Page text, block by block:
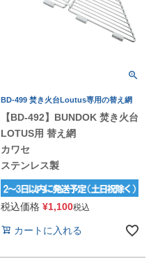
BD-499 焚き火台Loutus専用の替え網
【BD-492】BUNDOK 焚き火台
LOTUS用 替え網
カワセ
ステンレス製
税込価格 ¥1,100税込
カートに入れる